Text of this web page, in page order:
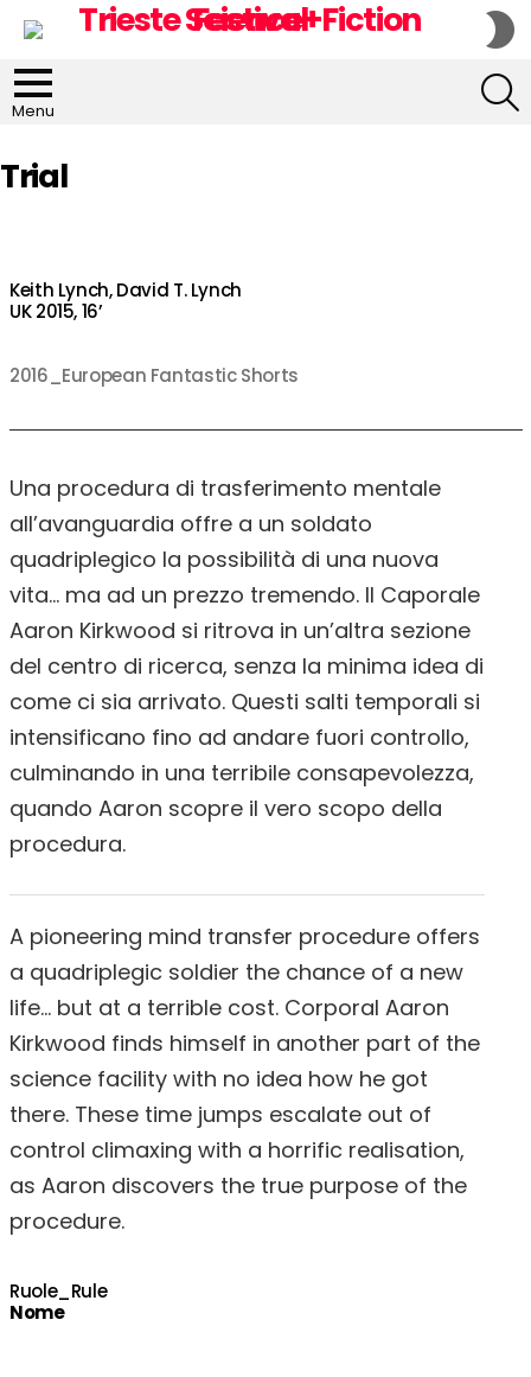
Menu
Trial
Keith Lynch, David T. Lynch
UK 2015, 16’
2016_European Fantastic Shorts
Una procedura di trasferimento mentale
all’avanguardia offre a un soldato
quadriplegico la possibilità di una nuova
vita… ma ad un prezzo tremendo. Il Caporale
Aaron Kirkwood si ritrova in un’altra sezione
del centro di ricerca, senza la minima idea di
come ci sia arrivato. Questi salti temporali si
intensificano fino ad andare fuori controllo,
culminando in una terribile consapevolezza,
quando Aaron scopre il vero scopo della
procedura.
A pioneering mind transfer procedure offers
a quadriplegic soldier the chance of a new
life… but at a terrible cost. Corporal Aaron
Kirkwood finds himself in another part of the
science facility with no idea how he got
there. These time jumps escalate out of
control climaxing with a horrific realisation,
as Aaron discovers the true purpose of the
procedure.
Ruole_Rule
Nome